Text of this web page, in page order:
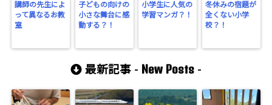
講師の先生によ
って異なるお教
室
子どもの向けの
小さな舞台に感
動する？！
小学生に人気の
学習マンガ？！
冬休みの宿題が
全くない小学
校？！
最新記事 - New Posts -